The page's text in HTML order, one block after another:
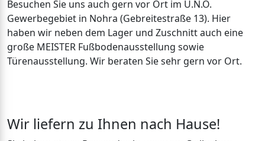
Besuchen Sie uns auch gern vor Ort im U.N.O.
Gewerbegebiet in Nohra (Gebreitestraße 13). Hier
haben wir neben dem Lager und Zuschnitt auch eine
große MEISTER Fußbodenausstellung sowie
Türenausstellung. Wir beraten Sie sehr gern vor Ort.
Wir liefern zu Ihnen nach Hause!